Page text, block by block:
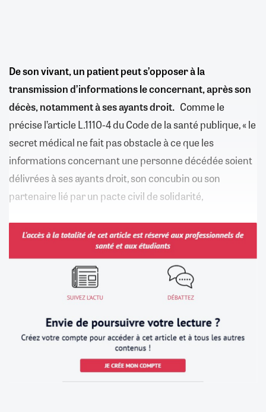
De son vivant, un patient peut s’opposer à la
transmission d’informations le concernant, après son
décès, notamment à ses ayants droit. Comme le
précise l’article L.1110-4 du Code de la santé publique, « le
secret médical ne fait pas obstacle à ce que les
informations concernant une personne décédée soient
délivrées à ses ayants droit, son concubin ou son
partenaire lié par un pacte civil de solidarité,